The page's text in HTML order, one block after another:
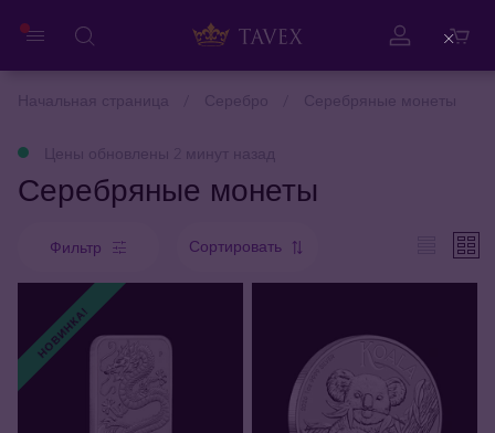
Серебряные монеты
Фильтр Сортировать
НОВИНКА!
Close